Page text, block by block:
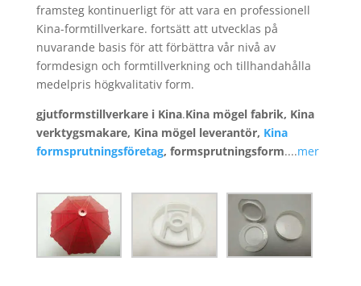
framsteg kontinuerligt för att vara en professionell
Kina-formtillverkare. fortsätt att utvecklas på
nuvarande basis för att förbättra vår nivå av
formdesign och formtillverkning och tillhandahålla
medelpris högkvalitativ form.
gjutformstillverkare i Kina.Kina mögel fabrik, Kina
verktygsmakare, Kina mögel leverantör, Kina
formsprutningsföretag, formsprutningsform....mer